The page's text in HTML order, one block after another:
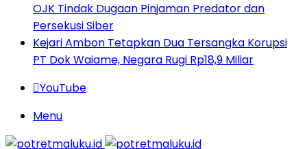
OJK Tindak Dugaan Pinjaman Predator dan
Persekusi Siber
Kejari Ambon Tetapkan Dua Tersangka Korupsi
PT Dok Waiame, Negara Rugi Rp18,9 Miliar
YouTube
Menu